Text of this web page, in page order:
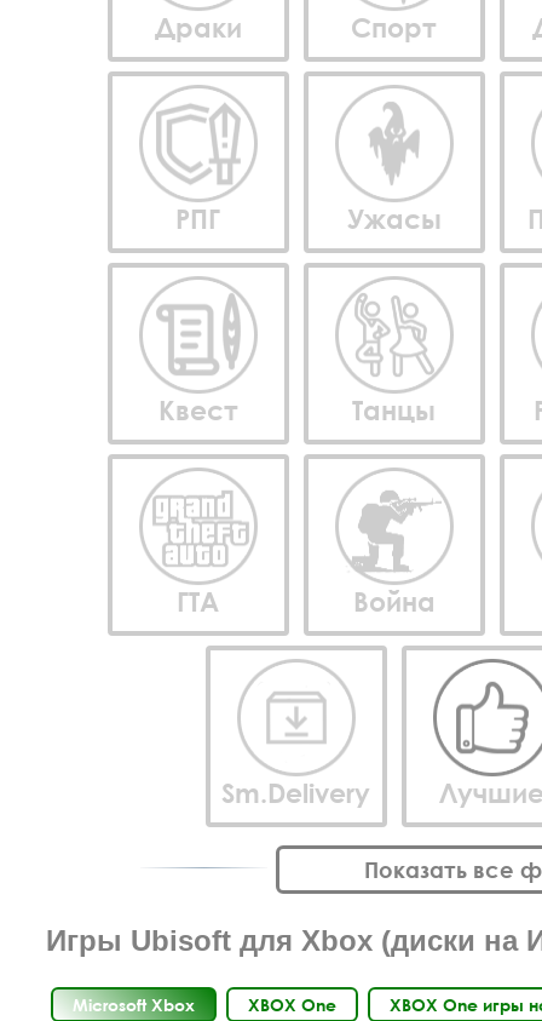
Драки Спорт
РПГ Ужасы
Квест Танцы
ГТА Война
Sm.Delivery
Показать все
Игры Ubisoft для Xbox (диски на
Microsoft Xbox XBOX One XBOX One игры